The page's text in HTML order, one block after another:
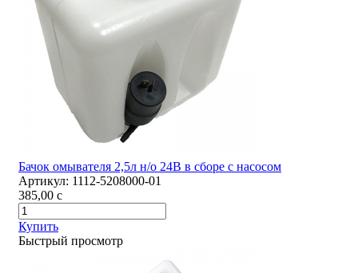
Бачок омывателя 2,5л н/о 24В в сборе с насосом
Артикул: 1112-5208000-01
385,00 c
Купить
Быстрый просмотр